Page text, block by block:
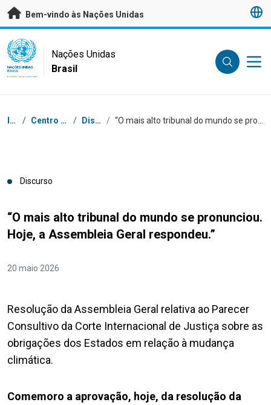
Saltar para conteúdo principal
Bem-vindo às Nações Unidas
UN Logo
NAÇÕES UNIDAS
BRASIL
Nações Unidas
Brasil
Navegação
Início / Centro de Imprensa / Discursos /
Discurso
“O mais alto tribunal do mundo se pronunciou.
Hoje, a Assembleia Geral respondeu.”
20 maio 2026
Resolução da Assembleia Geral relativa ao Parecer
Consultivo da Corte Internacional de Justiça sobre as
obrigações dos Estados em relação à mudança
climática.
Comemoro a aprovação, hoje, da resolução da